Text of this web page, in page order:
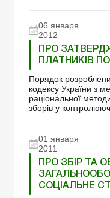
06 января
2012
ПРО
ПЛАТНИКІВ
Порядок
кодексу України з
раціональної
зборів у
01 января
2011
ПРО ЗБІР ТА
СОЦІАЛЬНЕ